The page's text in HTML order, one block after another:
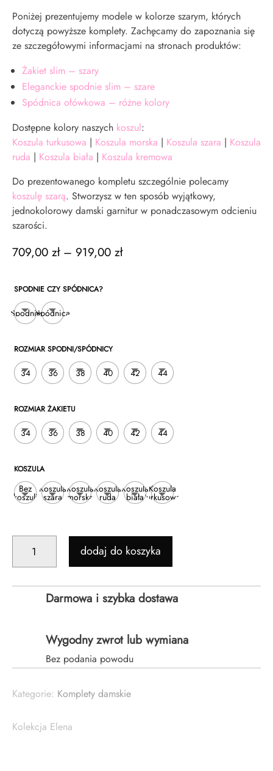
Poniżej prezentujemy modele w kolorze szarym, których
dotyczą powyższe komplety. Zachęcamy do zapoznania się
ze szczegółowymi informacjami na stronach produktów:
Żakiet slim – szary
Eleganckie spodnie slim – szare
Spódnica ołówkowa – różne kolory
Dostępne kolory naszych koszul:
Koszula turkusowa | Koszula morska | Koszula szara | Koszula
ruda | Koszula biała | Koszula kremowa
Do prezentowanego kompletu szczególnie polecamy
koszulę szarą. Stworzysz w ten sposób wyjątkowy,
jednokolorowy damski garnitur w ponadczasowym odcieniu
szarości.
709,00 zł – 919,00 złZakres
SPODNIE CZY SPÓDNICA?
SpodnieSpódnica
ROZMIAR SPODNI/SPÓDNICY
34 36 38 40 42 44
ROZMIAR ŻAKIETU
34 36 38 40 42 44
KOSZULA
Bez
koszuli
Koszula
szara
Koszula
morska
Koszula
ruda
Koszula
biała
Koszula
turkusowa
KOMPLET
SZARY
SPODNIE/SPÓDNICA
dodaj do koszyka
Darmowa i szybka dostawa
Wygodny zwrot lub wymiana
Bez podania powodu
Kategorie: Komplety damskie
Kolekcja Elena